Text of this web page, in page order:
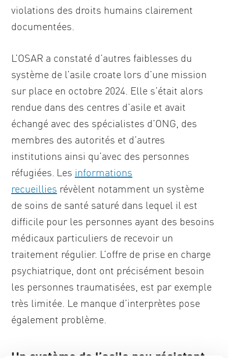
violations des droits humains clairement
documentées.
L’OSAR a constaté d’autres faiblesses du
système de l’asile croate lors d’une mission
sur place en octobre 2024. Elle s’était alors
rendue dans des centres d’asile et avait
échangé avec des spécialistes d’ONG, des
membres des autorités et d’autres
institutions ainsi qu’avec des personnes
réfugiées. Les informations
recueillies révèlent notamment un système
de soins de santé saturé dans lequel il est
difficile pour les personnes ayant des besoins
médicaux particuliers de recevoir un
traitement régulier. L’offre de prise en charge
psychiatrique, dont ont précisément besoin
les personnes traumatisées, est par exemple
très limitée. Le manque d’interprètes pose
également problème.